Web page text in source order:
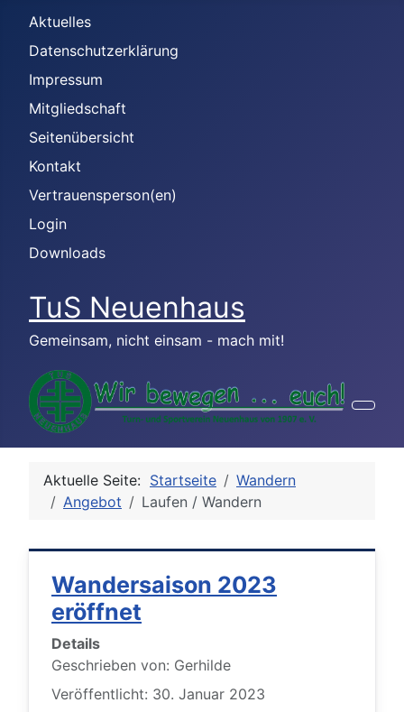
Aktuelles
Datenschutzerklärung
Impressum
Mitgliedschaft
Seitenübersicht
Kontakt
Vertrauensperson(en)
Login
Downloads
TuS Neuenhaus
Gemeinsam, nicht einsam - mach mit!
Aktuelle Seite: Startseite
Wandern
Angebot
Laufen / Wandern
Wandersaison 2023
eröffnet
Details
Geschrieben von: Gerhilde
Veröffentlicht: 30. Januar 2023